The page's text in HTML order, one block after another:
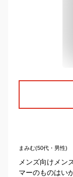
まみむ(50代・男性)
メンズ向けメン
マーのものはい